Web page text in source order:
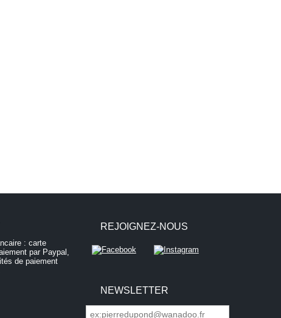
REJOIGNEZ-NOUS
NEWSLETTER